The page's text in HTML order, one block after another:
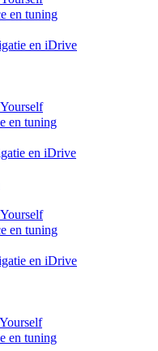
en tuning
en iDrive
en tuning
en iDrive
en tuning
en iDrive
en tuning